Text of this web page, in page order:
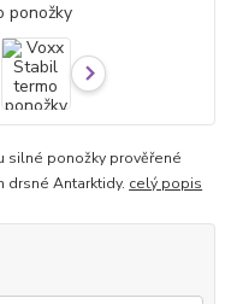
silné ponožky prověřené
drsné Antarktidy. celý popis